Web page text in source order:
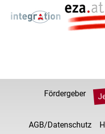
Fördergeber
AGB/Datenschutz